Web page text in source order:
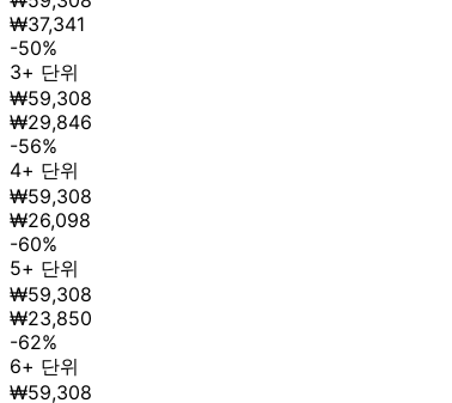
₩37,341
-50%
3+ 단위
₩59,308
₩29,846
-56%
4+ 단위
₩59,308
₩26,098
-60%
5+ 단위
₩59,308
₩23,850
-62%
6+ 단위
₩59,308